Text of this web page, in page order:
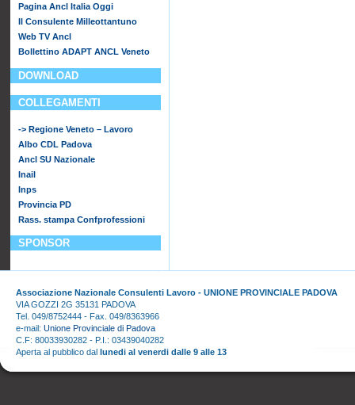
Pagina Ancl Italia Oggi
Il Consulente Milleottantuno
Web TV Ancl
Bollettino ADAPT ANCL Veneto
DOWNLOAD
COLLEGAMENTI
-> Regione Veneto – Lavoro
Albo CDL Padova
Ancl SU Nazionale
Inail
Inps
Provincia PD
Rass. stampa Confprofessioni
SPONSOR
Associazione Nazionale Consulenti Lavoro - UNIONE PROVINCIALE PADOVA
VIA GOZZI 2G 35131 PADOVA
Tel. 049/8752444 - Fax. 049/8363966
e-mail: Unione Provinciale di Padova
C.F: 80033930282 - P.I.: 03439040282
Aperta al pubblico dal lunedi al venerdi dalle 9 alle 13